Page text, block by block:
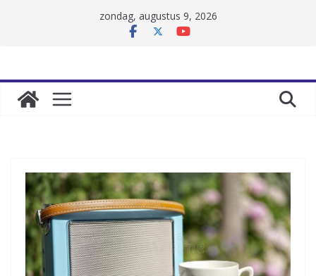
zondag, augustus 9, 2026